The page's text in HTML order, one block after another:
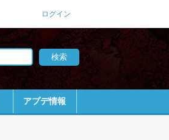
ログイン
アプデ情報